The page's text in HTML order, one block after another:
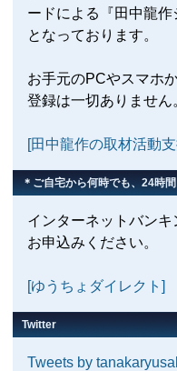
ードによる『田中龍
となっております。
お手元のPCやスマホ
登録は一切ありません
[田中龍作の取材活動
＊ご自宅から何時でも、24時
インターネットバン
お申込みください。
[ゆうちょダイレクト]
Twitter
Tweets by